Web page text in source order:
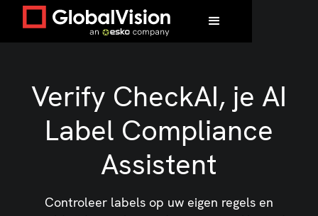
Verify CheckAI, je AI
Label Compliance
Assistent
Controleer labels op uw eigen regels en